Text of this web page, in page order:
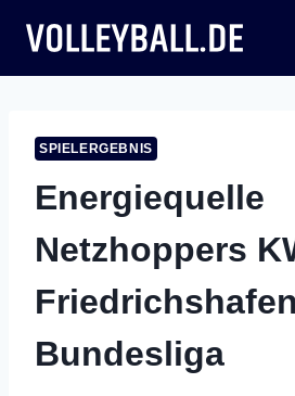
Inhalt
springen
SPIELERGEBNIS
Energiequelle
Netzhoppers
Bundesliga